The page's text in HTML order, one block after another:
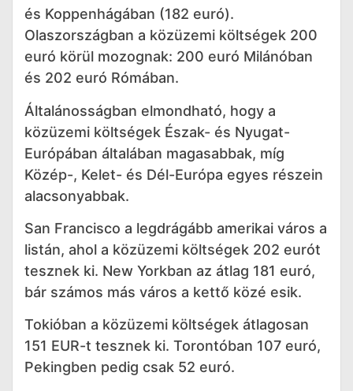
és Koppenhágában (182 euró).
Olaszországban a közüzemi költségek 200
euró körül mozognak: 200 euró Milánóban
és 202 euró Rómában.
Általánosságban elmondható, hogy a
közüzemi költségek Észak- és Nyugat-
Európában általában magasabbak, míg
Közép-, Kelet- és Dél-Európa egyes részein
alacsonyabbak.
San Francisco a legdrágább amerikai város a
listán, ahol a közüzemi költségek 202 eurót
tesznek ki. New Yorkban az átlag 181 euró,
bár számos más város a kettő közé esik.
Tokióban a közüzemi költségek átlagosan
151 EUR-t tesznek ki. Torontóban 107 euró,
Pekingben pedig csak 52 euró.